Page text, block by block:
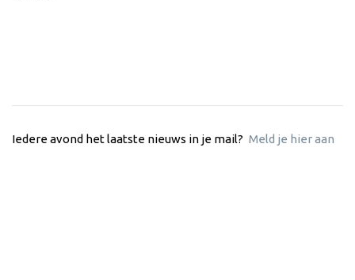
Iedere avond het laatste nieuws in je mail? Meld je hier aan